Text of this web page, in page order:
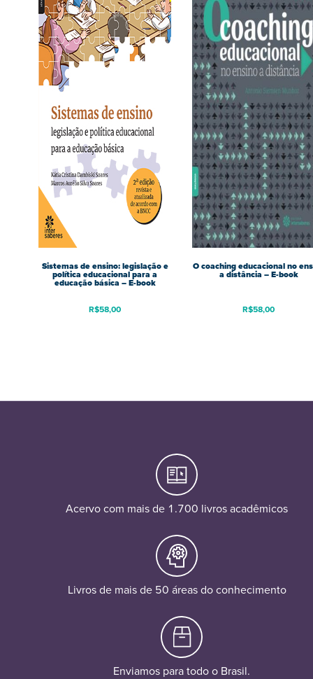
Sistemas de ensino: legislação e
política educacional para a
educação básica – E-book
R$58,00
O coaching educacional no
a distância – E-book
R$58,00
Acervo com mais de 1.700 livros acadêmicos
Livros de mais de 50 áreas do conhecimento
Enviamos para todo o Brasil.